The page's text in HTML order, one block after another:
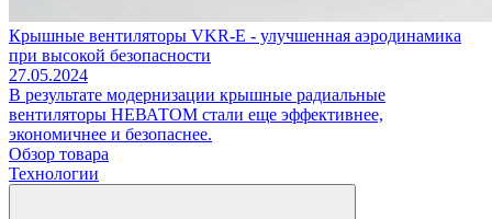
Крышные вентиляторы VKR-E - улучшенная аэродинамика
при высокой безопасности
27.05.2024
В результате модернизации крышные радиальные
вентиляторы НЕВАТОМ стали еще эффективнее,
экономичнее и безопаснее.
Обзор товара
Технологии